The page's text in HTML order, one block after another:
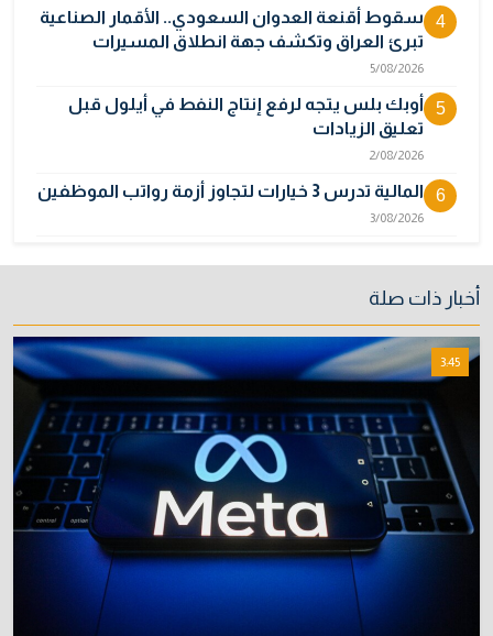
4
سقوط أقنعة العدوان السعودي.. الأقمار الصناعية
تبرئ العراق وتكشف جهة انطلاق المسيرات
5/08/2026
5
أوبك بلس يتجه لرفع إنتاج النفط في أيلول قبل
تعليق الزيادات
2/08/2026
6 المالية تدرس 3 خيارات لتجاوز أزمة رواتب الموظفين
3/08/2026
31/07/2026
8
إتلاف أكثر من 106 كغم مخدرات و22 ألف قرص في
بغداد
9
خطر "إيبولا" يتضاعف.. ارتفاع عدد الإصابات
بالفيروس إلى 3748
3/08/2026
10
نائبة تحذر من اضطرابات بسبب تأخّر دفع رواتب
الموظفين
4/08/2026
أخبار ذات صلة
3:45